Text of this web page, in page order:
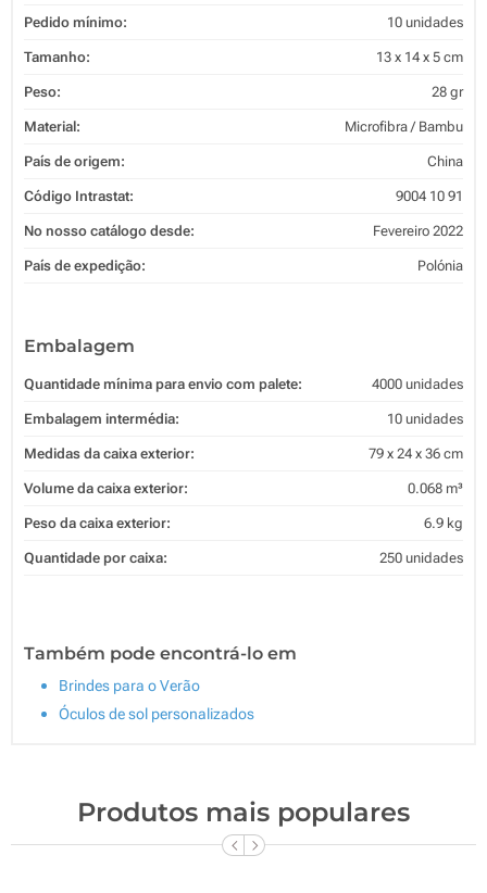
Pedido mínimo: 10 unidades
Tamanho: 13 x 14 x 5 cm
Peso: 28 gr
Material: Microfibra / Bambu
País de origem: China
Código Intrastat: 9004 10 91
No nosso catálogo desde: Fevereiro 2022
País de expedição: Polónia
Embalagem
Quantidade mínima para envio com palete: 4000 unidades
Embalagem intermédia: 10 unidades
Medidas da caixa exterior: 79 x 24 x 36 cm
Volume da caixa exterior: 0.068 m³
Peso da caixa exterior: 6.9 kg
Quantidade por caixa: 250 unidades
Também pode encontrá-lo em
Brindes para o Verão
Óculos de sol personalizados
Produtos mais populares